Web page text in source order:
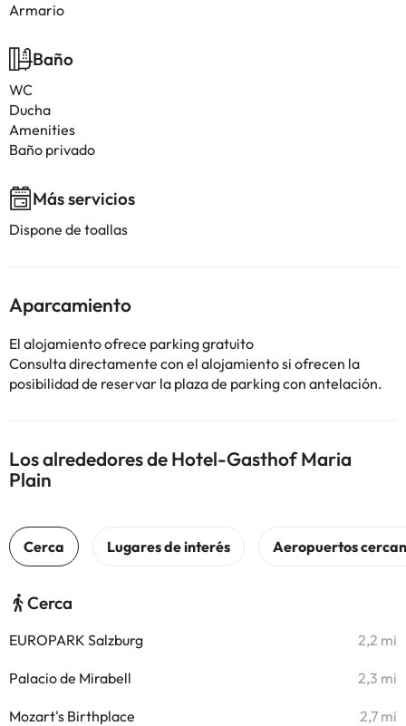
Armario
Baño
WC
Ducha
Amenities
Baño privado
Más servicios
Dispone de toallas
Aparcamiento
El alojamiento ofrece parking gratuito
Consulta directamente con el alojamiento si ofrecen la
posibilidad de reservar la plaza de parking con antelación.
Los alrededores de Hotel-Gasthof Maria
Plain
Cerca
EUROPARK Salzburg 2,2 mi
Palacio de Mirabell 2,3 mi
Mozart's Birthplace 2,7 mi